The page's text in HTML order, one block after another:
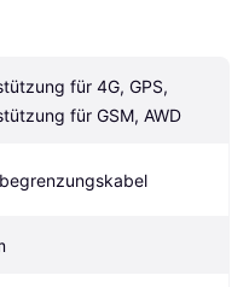
für 4G, GPS,
für GSM, AWD